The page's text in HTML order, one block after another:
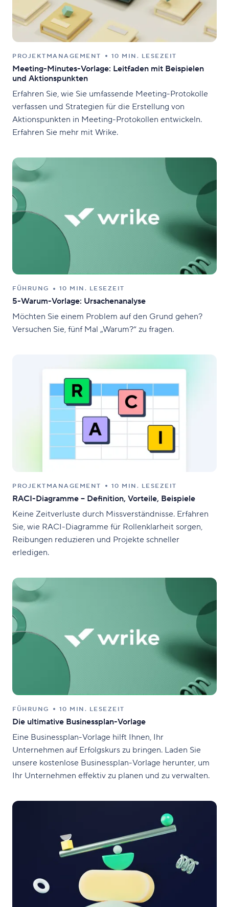
PROJEKTMANAGEMENT 10 MIN. LESEZEIT
Meeting-Minutes-Vorlage: Leitfaden mit Beispielen
und Aktionspunkten
Erfahren Sie, wie Sie umfassende Meeting-Protokolle
verfassen und Strategien für die Erstellung von
Aktionspunkten in Meeting-Protokollen entwickeln.
Erfahren Sie mehr mit Wrike.
FÜHRUNG 10 MIN. LESEZEIT
5-Warum-Vorlage: Ursachenanalyse
Möchten Sie einem Problem auf den Grund gehen?
Versuchen Sie, fünf Mal „Warum?“ zu fragen.
PROJEKTMANAGEMENT 10 MIN. LESEZEIT
RACI-Diagramme – Definition, Vorteile, Beispiele
Keine Zeitverluste durch Missverständnisse. Erfahren
Sie, wie RACI-Diagramme für Rollenklarheit sorgen,
Reibungen reduzieren und Projekte schneller
erledigen.
FÜHRUNG 10 MIN. LESEZEIT
Die ultimative Businessplan-Vorlage
Eine Businessplan-Vorlage hilft Ihnen, Ihr
Unternehmen auf Erfolgskurs zu bringen. Laden Sie
unsere kostenlose Businessplan-Vorlage herunter, um
Ihr Unternehmen effektiv zu planen und zu verwalten.